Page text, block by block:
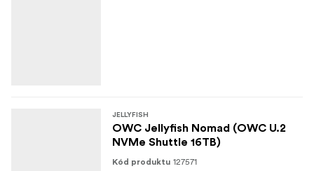
JELLYFISH
OWC Jellyfish Nomad (OWC U.2
NVMe Shuttle 16TB)
Kód produktu 127571